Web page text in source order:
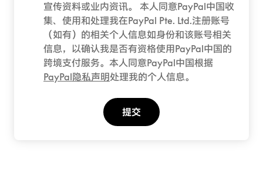
宣传资料或业内资讯。 本人同意PayPal中国收
集、使用和处理我在PayPal Pte. Ltd.注册账号
（如有）的相关个人信息如身份和该账号相关
信息，以确认我是否有资格使用PayPal中国的
跨境支付服务。本人同意PayPal中国根据
PayPal隐私声明处理我的个人信息。
提交